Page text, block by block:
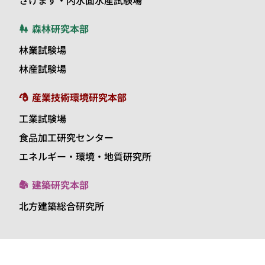
森林研究本部
林業試験場
林産試験場
産業技術環境研究本部
工業試験場
食品加工研究センター
エネルギー・環境・地質研究所
建築研究本部
北方建築総合研究所